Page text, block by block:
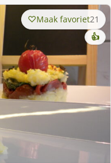
Maak favoriet21
👍